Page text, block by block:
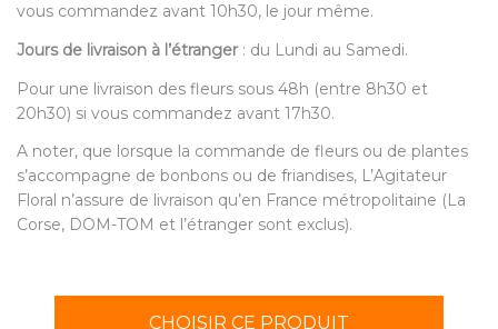
vous commandez avant 10h30, le jour même.
Jours de livraison à l’étranger : du Lundi au Samedi.
Pour une livraison des fleurs sous 48h (entre 8h30 et
20h30) si vous commandez avant 17h30.
A noter, que lorsque la commande de fleurs ou de plantes
s’accompagne de bonbons ou de friandises, L’Agitateur
Floral n’assure de livraison qu’en France métropolitaine (La
Corse, DOM-TOM et l’étranger sont exclus).
CHOISIR CE PRODUIT